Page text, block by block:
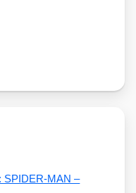
SPIDER-MAN –